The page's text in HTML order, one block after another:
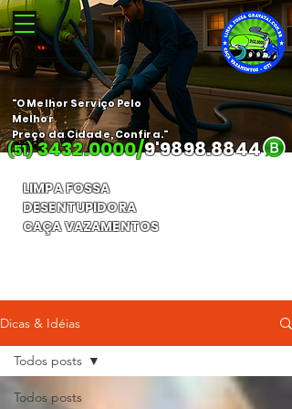
(51) 3432.0000/9'9898.8844
"O Melhor Serviço Pelo
Melhor
Preço da Cidade, Confira."
LIMPA FOSSA
DESENTUPIDORA
CAÇA VAZAMENTOS
Dicas & Idéias
Todos posts
Todos posts